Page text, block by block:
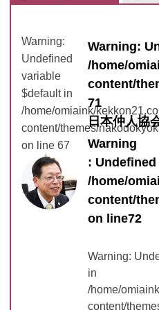
Warning:
Undefined
variable
$default in
/home/omiaink/
content/themes/
on line 67
Warning:
/home/
content/
71
日本仲人協
Warning
:
/home/
content/
on line72
Warning:
in
/home/
content/